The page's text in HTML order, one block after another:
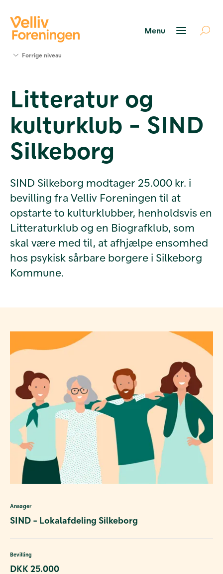
Værktøjer
og viden
Om Velliv
Foreningen
os
Forrige niveau
Litteratur og
kulturklub - SIND
Silkeborg
SIND Silkeborg modtager 25.000 kr. i
bevilling fra Velliv Foreningen til at
opstarte to kulturklubber, henholdsvis en
Litteraturklub og en Biografklub, som
skal være med til, at afhjælpe ensomhed
hos psykisk sårbare borgere i Silkeborg
Kommune.
Ansøger
SIND - Lokalafdeling Silkeborg
Bevilling
DKK 25.000